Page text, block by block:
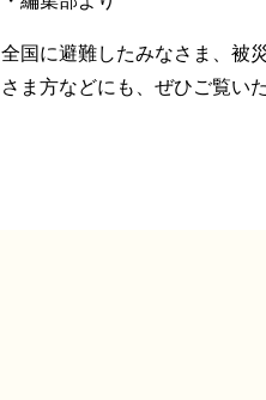
全国に避難したみなさま、被
さま方などにも、ぜひご覧い